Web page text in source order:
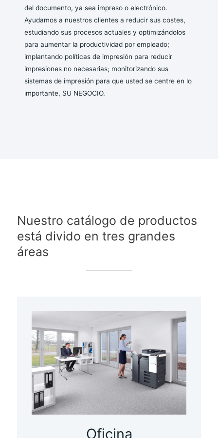
del documento, ya sea impreso o electrónico.
Ayudamos a nuestros clientes a reducir sus costes,
estudiando sus procesos actuales y optimizándolos
para aumentar la productividad por empleado;
implantando políticas de impresión para reducir
impresiones no necesarias; monitorizando sus
sistemas de impresión para que usted se centre en lo
importante, SU NEGOCIO.
Nuestro catálogo de productos
está divido en tres grandes
áreas
Oficina